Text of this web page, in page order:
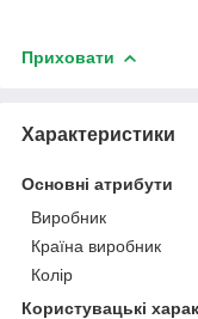
Приховати
Характеристики
Основні атрибути
Виробник
Країна виробник
Колір
Користувацькі